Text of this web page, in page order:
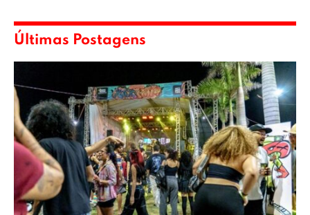
Últimas Postagens